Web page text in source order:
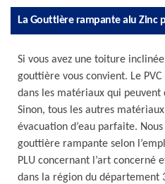
La Gouttière rampante alu Zinc
Si vous avez une toiture
gouttière vous convient. Le
dans les matériaux qui
Sinon, tous les autres
évacuation d’eau parfaite.
gouttière rampante selon
PLU concernant l’art concerné
dans la région du département